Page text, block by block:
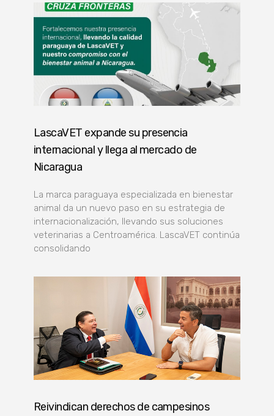
LascaVET expande su presencia
internacional y llega al mercado de
Nicaragua
La marca paraguaya especializada en bienestar
animal da un nuevo paso en su estrategia de
internacionalización, llevando sus soluciones
veterinarias a Centroamérica. LascaVET continúa
consolidando
Reivindican derechos de campesinos